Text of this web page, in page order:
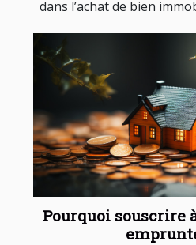
dans l’achat de bien
Pourquoi souscrire